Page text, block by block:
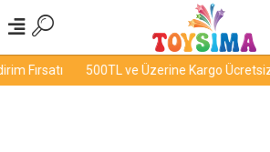
Fırsatı 500TL ve Üzerine Kargo Ücretsiz!